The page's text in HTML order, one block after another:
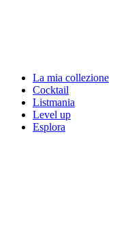
La mia collezione
Cocktail
Listmania
Level up
Esplora